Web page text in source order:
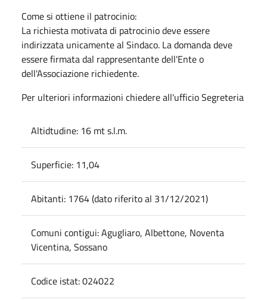
Come si ottiene il patrocinio:
La richiesta motivata di patrocinio deve essere
indirizzata unicamente al Sindaco. La domanda deve
essere firmata dal rappresentante dell'Ente o
dell'Associazione richiedente.
Per ulteriori informazioni chiedere all'ufficio Segreteria
Altidtudine: 16 mt s.l.m.
Superficie: 11,04
Abitanti: 1764 (dato riferito al 31/12/2021)
Comuni contigui: Agugliaro, Albettone, Noventa
Vicentina, Sossano
Codice istat: 024022